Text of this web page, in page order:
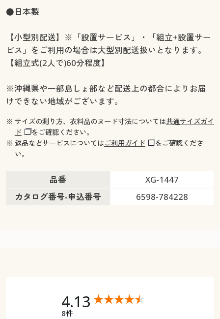
●日本製
【小型別配送】※「設置サービス」・「組立+設置サー
ビス」をご利用の場合は大型別配送扱いとなります。
【組立式(2人で)60分程度】
※沖縄県や一部島しょ部など配送上の都合によりお届
けできない地域がございます。
※ サイズの測り方、衣料品のヌード寸法については共通サイズガイ
ド
をご確認ください。
※ 返品などサービスについてはご利用ガイド
をご確認くださ
い。
品番
XG-1447
カタログ番号-申込番号
6598-784228
4.13
8件